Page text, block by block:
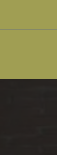
content